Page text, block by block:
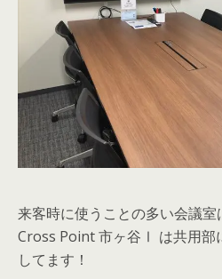
来客時に使うことの多い会議室
Cross Point 市ヶ谷Ⅰ は共用部
してます！